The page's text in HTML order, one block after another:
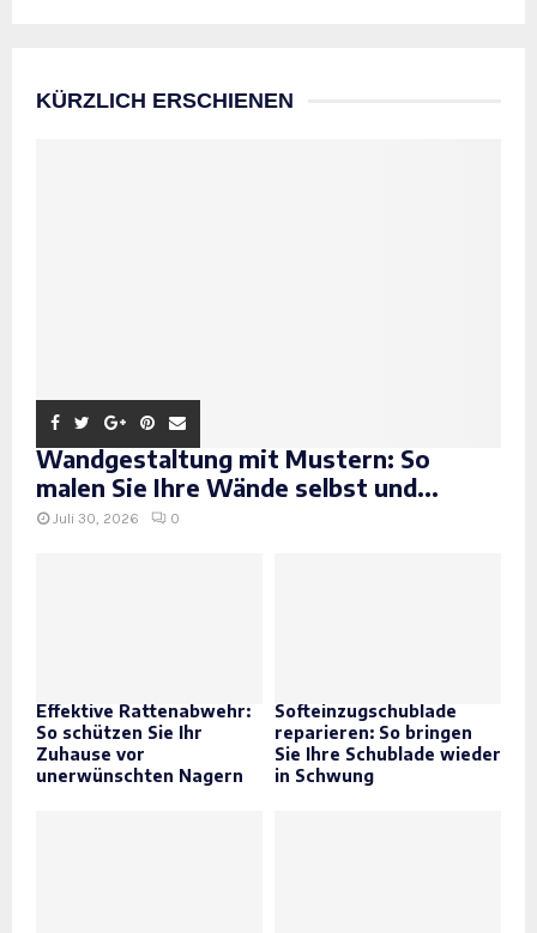
KÜRZLICH ERSCHIENEN
Wandgestaltung mit Mustern: So
malen Sie Ihre Wände selbst und...
Juli 30, 2026 0
Effektive Rattenabwehr:
So schützen Sie Ihr
Zuhause vor
unerwünschten Nagern
Softeinzugschublade
reparieren: So bringen
Sie Ihre Schublade wieder
in Schwung